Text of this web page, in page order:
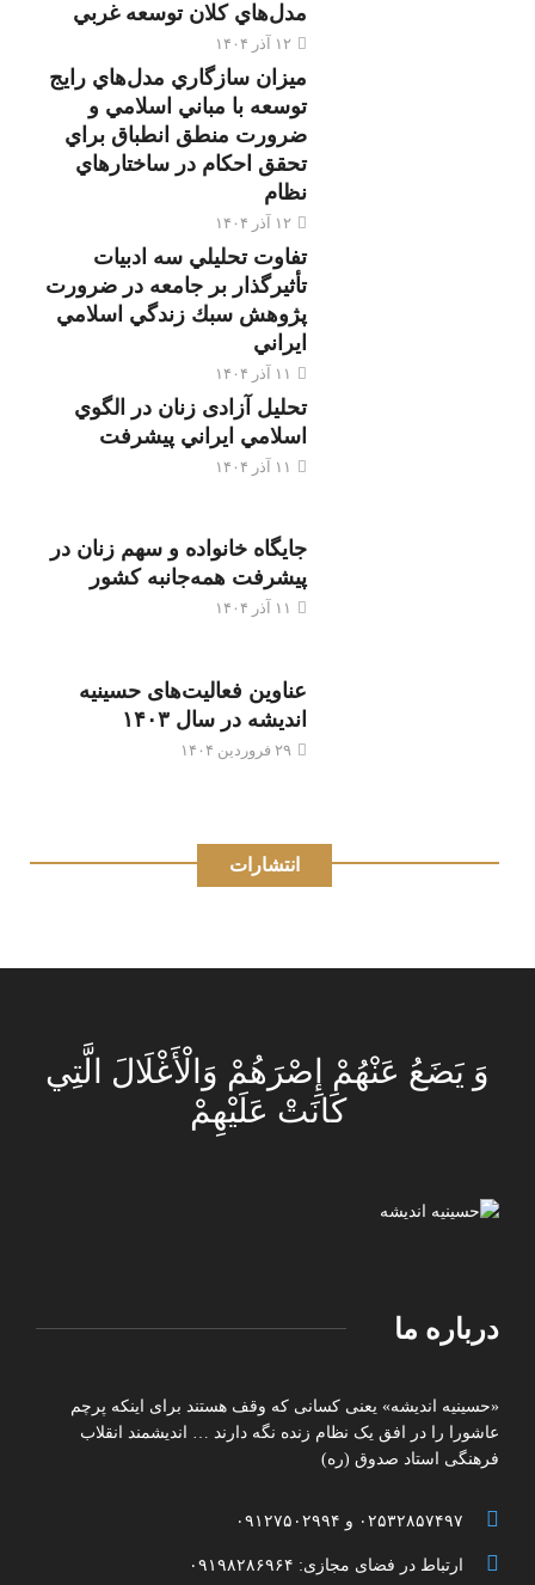
مدل‌هاي كلان توسعه غربي
۱۲ آذر ۱۴۰۴
ميزان سازگاري مدل‌هاي رايج
توسعه با مباني اسلامي و
ضرورت منطق انطباق براي
تحقق احكام در ساختارهاي
نظام
۱۲ آذر ۱۴۰۴
تفاوت تحليلي سه ادبيات
تأثيرگذار بر جامعه در ضرورت
پژوهش سبك زندگي اسلامي
ايراني
تحليل آزادی زنان در الگوي
اسلامي ايراني پيشرفت
جایگاه خانواده و سهم زنان در
پیشرفت همه‌جانبه کشور
عناوین فعالیت‌های حسینیه
اندیشه در سال ۱۴۰۳
انتشارات
وَ يَضَعُ عَنْهُمْ إِصْرَهُمْ وَالْأَغْلَالَ الَّتِي
كَانَتْ عَلَيْهِمْ
درباره ما
«حسینیه اندیشه» یعنی کسانی که وقف هستند برای اینکه پرچم
عاشورا را در افق یک نظام زنده نگه دارند … اندیشمند انقلاب
فرهنگی استاد صدوق (ره)
ارتباط در فضای مجازی: ۰۹۱۹۸۲۸۶۹۶۴